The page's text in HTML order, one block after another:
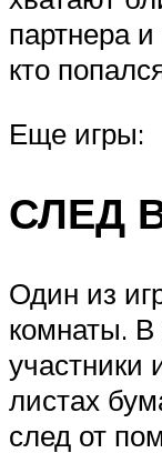
партнера
кто
Еще игры:
СЛЕД
Один из
комнаты. В
участники
листах
след от